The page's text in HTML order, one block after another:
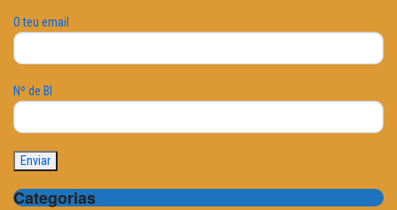
O teu email
Nº de BI
Categorias